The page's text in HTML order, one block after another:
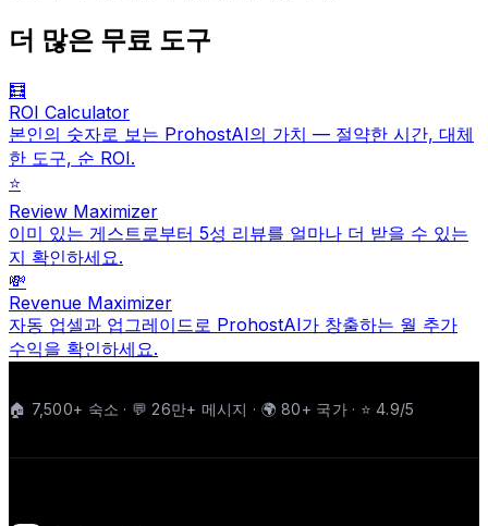
더 많은 무료 도구
🧮
ROI Calculator
본인의 숫자로 보는 ProhostAI의 가치 — 절약한 시간, 대체
한 도구, 순 ROI.
⭐️
Review Maximizer
이미 있는 게스트로부터 5성 리뷰를 얼마나 더 받을 수 있는
지 확인하세요.
💸
Revenue Maximizer
자동 업셀과 업그레이드로 ProhostAI가 창출하는 월 추가
수익을 확인하세요.
🏠 7,500+ 숙소 · 💬 26만+ 메시지 · 🌍 80+ 국가 · ⭐ 4.9/5